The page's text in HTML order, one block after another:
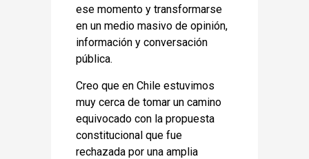
ese momento y transformarse
en un medio masivo de opinión,
información y conversación
pública.
Creo que en Chile estuvimos
muy cerca de tomar un camino
equivocado con la propuesta
constitucional que fue
rechazada por una amplia